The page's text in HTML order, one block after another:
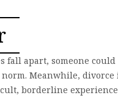
fall apart, someone could
norm. Meanwhile, divorce
borderline